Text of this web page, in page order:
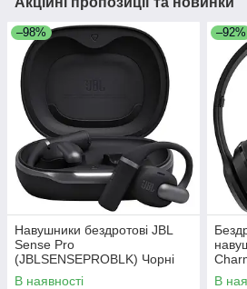
–98%
Навушники бездротові JBL
Sense Pro
(JBLSENSEPROBLK) Чорні
В наявності
–92%
В